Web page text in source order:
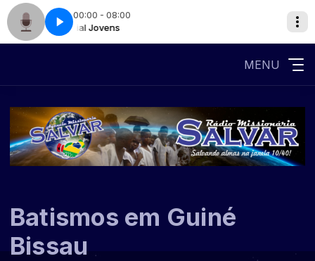
00:00 - 08:00
Especial Jovens
MENU
Batismos em Guiné
Bissau